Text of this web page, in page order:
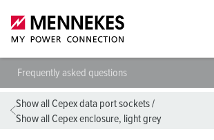
Frequently asked questions
Show all Cepex data port sockets/
Show all Cepex enclosure, light grey